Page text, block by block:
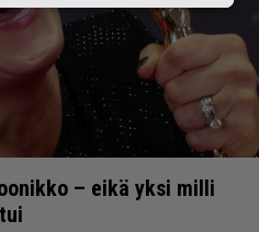
– eikä yksi milli